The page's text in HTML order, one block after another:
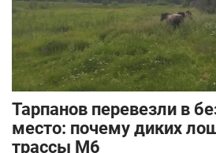
Тарпанов перевезли в
место: почему диких
трассы М6